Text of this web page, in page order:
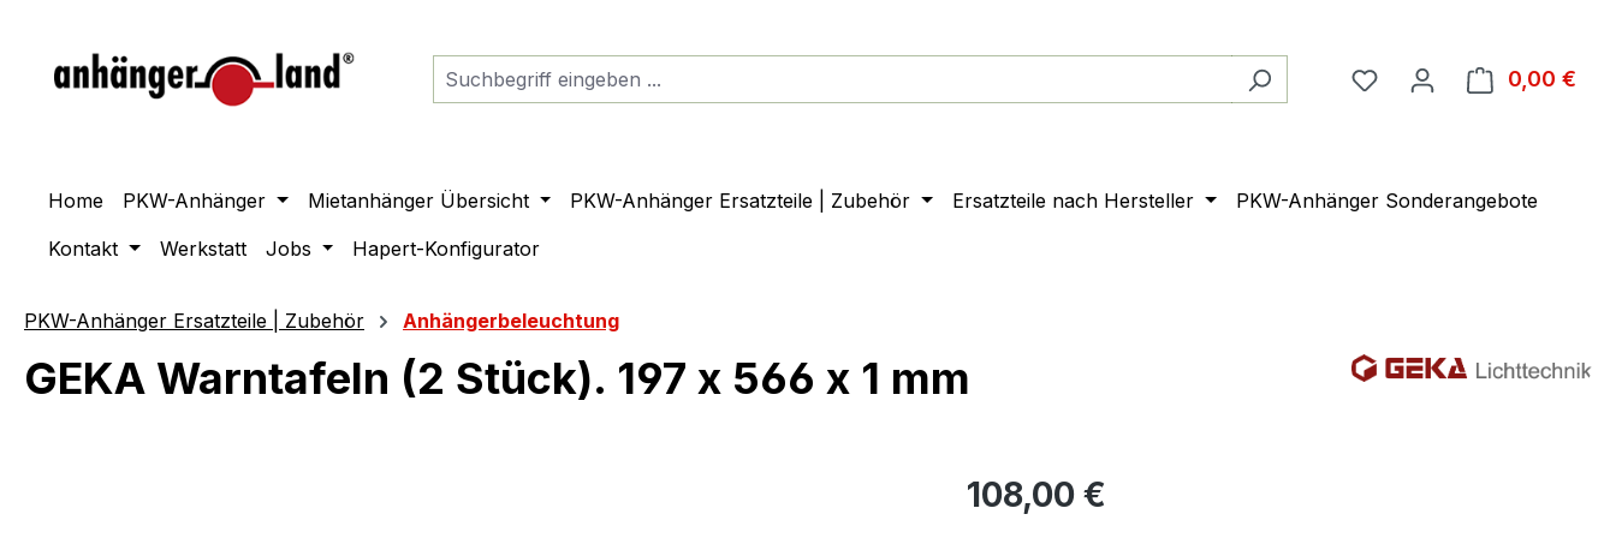
0,00 €
Home PKW-Anhänger Mietanhänger Übersicht PKW-Anhänger Ersatzteile | Zubehör Ersatzteile nach Hersteller
PKW-Anhänger Sonderangebote
Kontakt
Werkstatt Jobs Hapert-Konfigurator
PKW-Anhänger Ersatzteile | Zubehör Anhängerbeleuchtung
GEKA Warntafeln (2 Stück). 197 x 566 x 1 mm
108,00 €